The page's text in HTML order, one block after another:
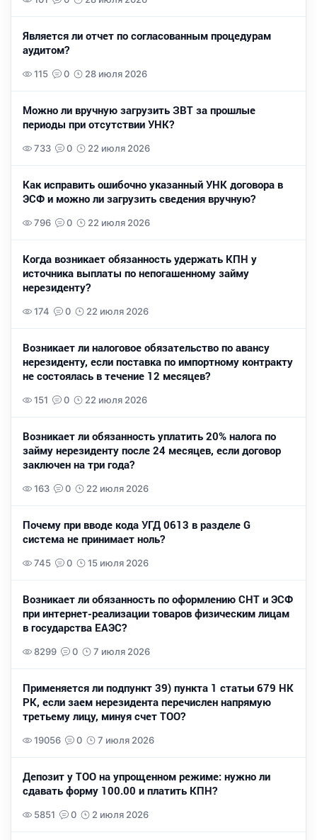
Является ли отчет по согласованным процедурам
аудитом?
115 0 28 июля 2026
Можно ли вручную загрузить ЗВТ за прошлые
периоды при отсутствии УНК?
733 0 22 июля 2026
Как исправить ошибочно указанный УНК договора в
ЭСФ и можно ли загрузить сведения вручную?
796 0 22 июля 2026
Когда возникает обязанность удержать КПН у
источника выплаты по непогашенному займу
нерезиденту?
174 0 22 июля 2026
Возникает ли налоговое обязательство по авансу
нерезиденту, если поставка по импортному контракту
не состоялась в течение 12 месяцев?
151 0 22 июля 2026
Возникает ли обязанность уплатить 20% налога по
займу нерезиденту после 24 месяцев, если договор
заключен на три года?
163 0 22 июля 2026
Почему при вводе кода УГД 0613 в разделе G
система не принимает ноль?
745 0 15 июля 2026
Возникает ли обязанность по оформлению СНТ и ЭСФ
при интернет-реализации товаров физическим лицам
в государства ЕАЭС?
8299 0 7 июля 2026
Применяется ли подпункт 39) пункта 1 статьи 679 НК
РК, если заем нерезидента перечислен напрямую
третьему лицу, минуя счет ТОО?
19056 0 7 июля 2026
Депозит у ТОО на упрощенном режиме: нужно ли
сдавать форму 100.00 и платить КПН?
5851 0 2 июля 2026